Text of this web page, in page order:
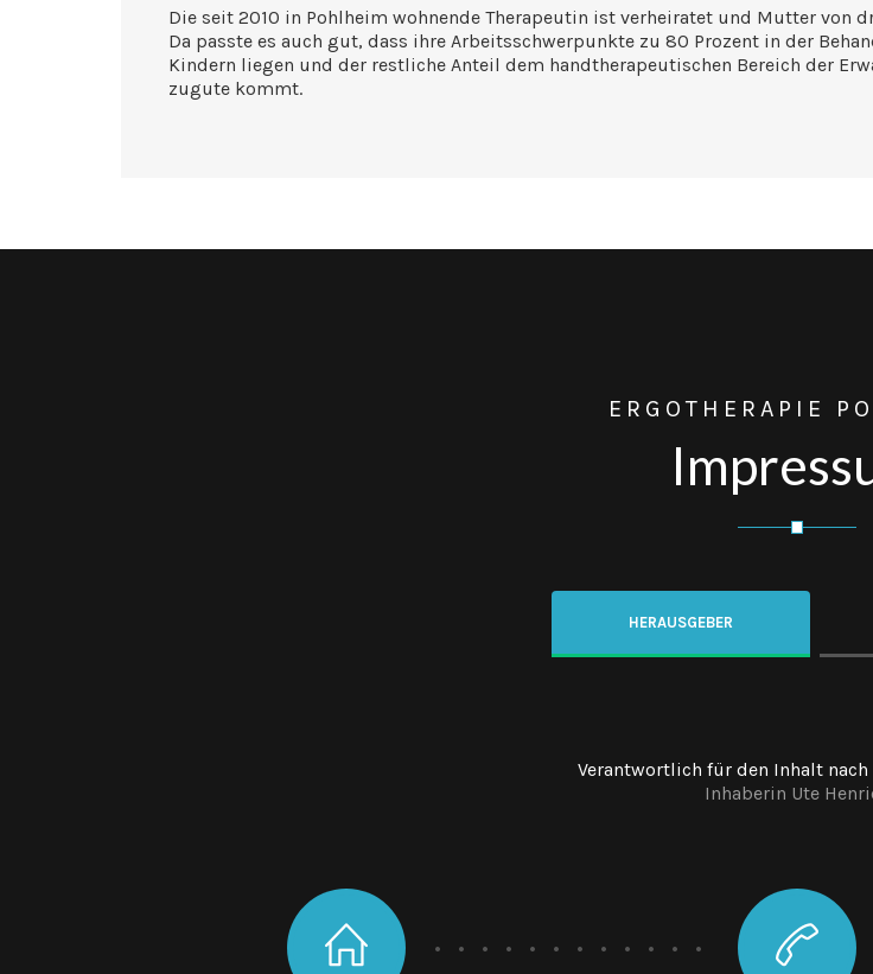
Die seit 2010 in Pohlheim wohnende Therapeutin ist verheiratet und Mutter von
Da passte es auch gut, dass ihre Arbeitsschwerpunkte zu 80 Prozent in der
Kindern liegen und der restliche Anteil dem handtherapeutischen Bereich der
zugute kommt.
ERGOTHERAPIE
HERAUSGEBER
Verantwortlich für den Inhalt nach
Inhaberin Ute